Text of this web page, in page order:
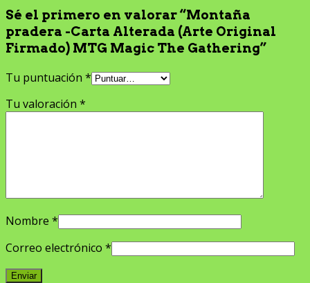
Sé el primero en valorar “Montaña
pradera -Carta Alterada (Arte Original
Firmado) MTG Magic The Gathering”
Tu puntuación *
Tu valoración *
Nombre *
Correo electrónico *